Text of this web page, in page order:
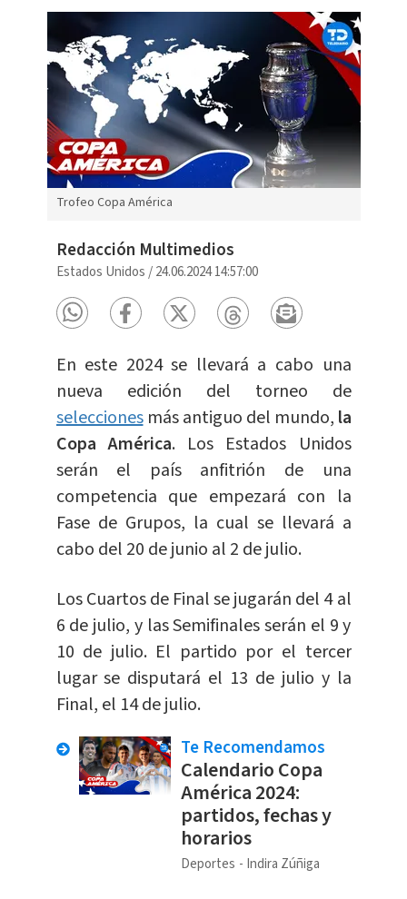
Trofeo Copa América
Redacción Multimedios
Estados Unidos /24.06.2024 14:57:00
En este 2024 se llevará a cabo una
nueva edición del torneo de
seleccionesmás antiguo del mundo, la
Copa América. Los Estados Unidos
serán el país anfitrión de una
competencia que empezará con la
Fase de Grupos, la cual se llevará a
cabo del 20 de junio al 2 de julio.
Los Cuartos de Final se jugarán del 4 al
6 de julio, y las Semifinales serán el 9 y
10 de julio. El partido por el tercer
lugar se disputará el 13 de julio y la
Final, el 14 de julio.
Te Recomendamos
Calendario Copa
América 2024:
partidos, fechas y
horarios
Deportes Indira Zúñiga